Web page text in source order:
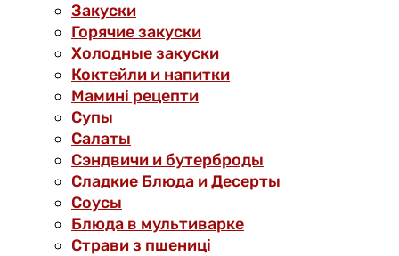
Закуски
Горячие закуски
Холодные закуски
Коктейли и напитки
Мамині рецепти
Супы
Салаты
Сэндвичи и бутерброды
Сладкие Блюда и Десерты
Соусы
Блюда в мультиварке
Страви з пшениці